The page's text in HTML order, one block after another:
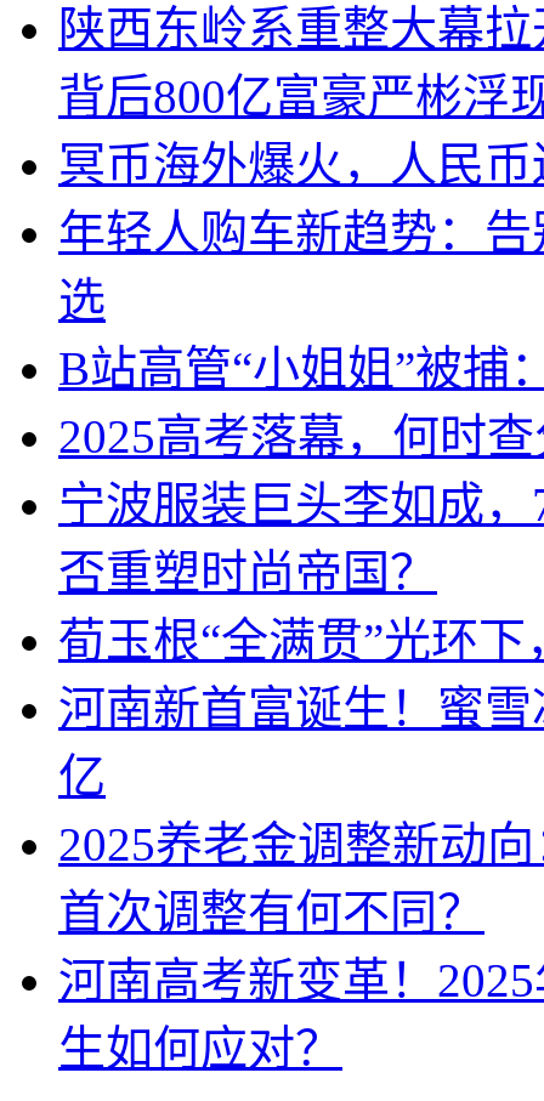
陕西东岭系重整大幕
背后800亿富豪严彬浮
冥币海外爆火，人民
年轻人购车新趋势：
选
B站高管“小姐姐”被捕
2025高考落幕，何时
宁波服装巨头李如成
否重塑时尚帝国？
荀玉根“全满贯”光环
河南新首富诞生！蜜
亿
2025养老金调整新动
首次调整有何不同？
河南高考新变革！
生如何应对？